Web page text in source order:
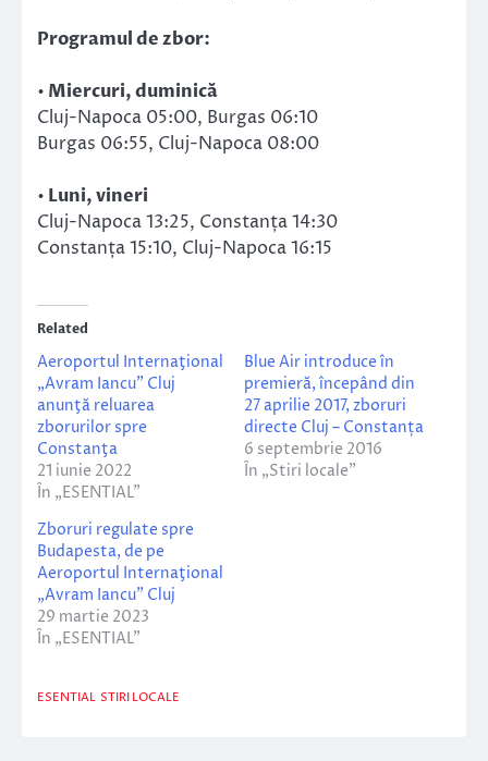
Programul de zbor:
• Miercuri, duminică
Cluj-Napoca 05:00, Burgas 06:10
Burgas 06:55, Cluj-Napoca 08:00
• Luni, vineri
Cluj-Napoca 13:25, Constanța 14:30
Constanța 15:10, Cluj-Napoca 16:15
Related
Aeroportul Internaţional
„Avram Iancu” Cluj
anunţă reluarea
zborurilor spre
Constanţa
21 iunie 2022
În „ESENTIAL”
Blue Air introduce în
premieră, începând din
27 aprilie 2017, zboruri
directe Cluj – Constanța
6 septembrie 2016
În „Stiri locale”
Zboruri regulate spre
Budapesta, de pe
Aeroportul Internaţional
„Avram Iancu” Cluj
29 martie 2023
În „ESENTIAL”
ESENTIAL STIRI LOCALE